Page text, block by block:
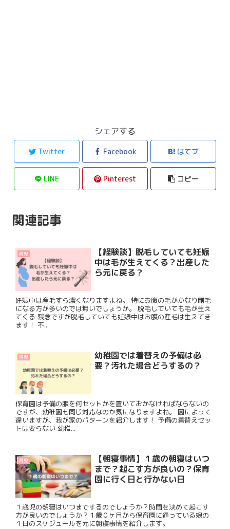
シェアする
Twitter Facebook はてブ
LINE Pinterest コピー
関連記事
育児
【経験談】脱毛していても妊娠
中は毛が生えてくる？出産した
ら元に戻る？
妊娠中は産毛すら濃くなりますよね。 特にお腹の毛がかなり剛毛
になる方が多いのでは無いでしょうか。 脱毛していても毛が生え
てくる 残念ですが脱毛していても妊娠中はお腹の産毛は生えてき
ます！ 不...
育児
幼稚園では着替えの予備は必
要？汚れた場合どうするの？
保育園は予備の服を何セットかを置いておかなければならないの
ですが、幼稚園も同じ対応なのか気になりますよね。 園によって
違いますが、我が家のパターンを紹介します！ 予備の着替えセッ
トは要らない 幼稚...
育児
【朝寝事情】１歳の朝寝はいつ
まで？起こす方が良いの？保育
園に行く日と行かない日
１歳児の朝寝はいつまでするのでしょうか？時間を決めて起こす
方が良いのでしょうか？１歳０ヶ月から保育園に通っている娘の
１日のスケジュールを元に朝寝事情を紹介します。